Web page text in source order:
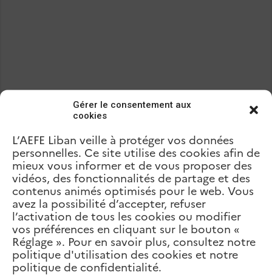
Gérer le consentement aux
cookies
L’AEFE Liban veille à protéger vos données
personnelles. Ce site utilise des cookies afin de
mieux vous informer et de vous proposer des
vidéos, des fonctionnalités de partage et des
contenus animés optimisés pour le web. Vous
avez la possibilité d’accepter, refuser
l’activation de tous les cookies ou modifier
vos préférences en cliquant sur le bouton «
Réglage ». Pour en savoir plus, consultez notre
politique d'utilisation des cookies et notre
politique de confidentialité.
Précédent
Collège de la Sagesse –
Achrafieh
suivant
Collège Carmel Saint-Joseph
Articles Liés